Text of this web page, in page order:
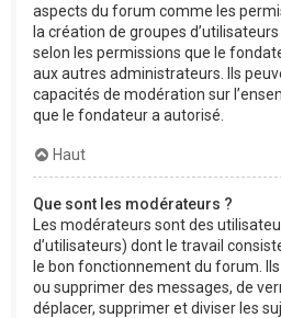
aspects du forum comme les
la création de groupes
selon les permissions que le
aux autres administrateurs. Ils
capacités de modération sur
que le fondateur a autorisé.
Haut
Que sont les modérateurs ?
Les modérateurs sont des
d’utilisateurs) dont le travail
le bon fonctionnement du forum.
ou supprimer des messages, de
déplacer, supprimer et diviser les